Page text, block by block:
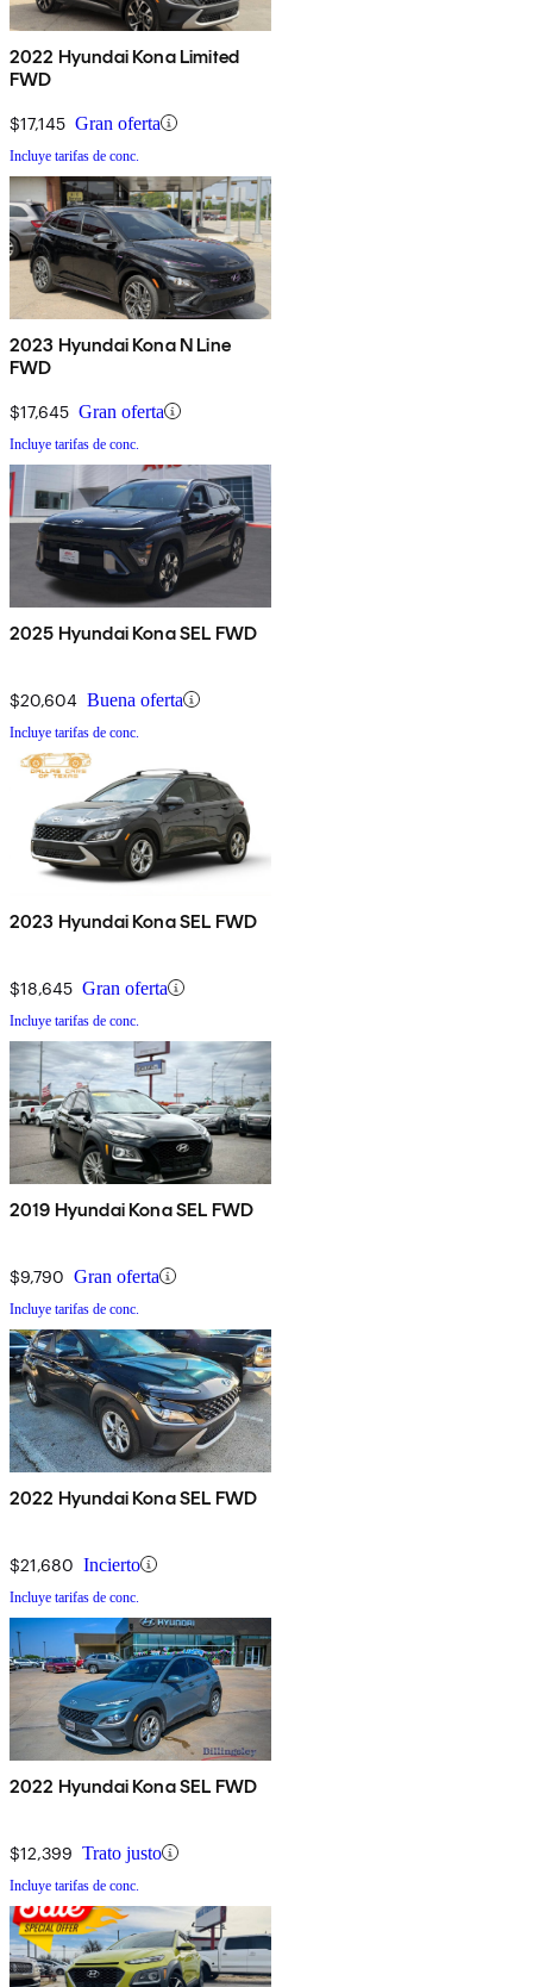
2022 Hyundai Kona Limited
FWD
$17,145 Gran oferta
Incluye tarifas de conc.
2023 Hyundai Kona N Line
FWD
$17,645 Gran oferta
Incluye tarifas de conc.
2025 Hyundai Kona SEL FWD
$20,604 Buena oferta
Incluye tarifas de conc.
2023 Hyundai Kona SEL FWD
$18,645 Gran oferta
Incluye tarifas de conc.
2019 Hyundai Kona SEL FWD
$9,790 Gran oferta
Incluye tarifas de conc.
2022 Hyundai Kona SEL FWD
$21,680 Incierto
Incluye tarifas de conc.
2022 Hyundai Kona SEL FWD
$12,399 Trato justo
Incluye tarifas de conc.